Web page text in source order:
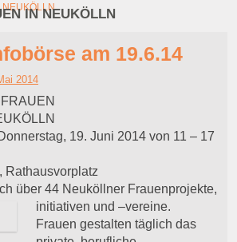
IN NEUKÖLLN
am 19.6.14
2014
19. Juni 2014 von 11 – 17
Rathausvorplatz
über 44 Neuköllner Frauenprojekte,
initiativen und –vereine.
Frauen gestalten täglich das